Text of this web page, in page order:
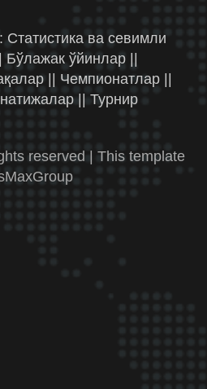
Статистика ва севимли
Бўлажак ўйинлар ||
|| Чемпионатлар ||
|| Турнир
reserved | This template